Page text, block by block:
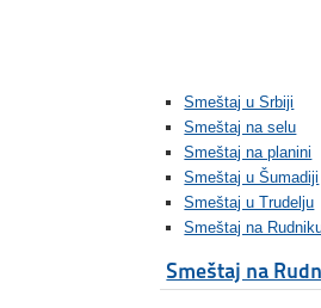
Smeštaj u Srbiji
Smeštaj na selu
Smeštaj na planini
Smeštaj u Šumadiji
Smeštaj u Trudelju
Smeštaj na
Smeštaj na